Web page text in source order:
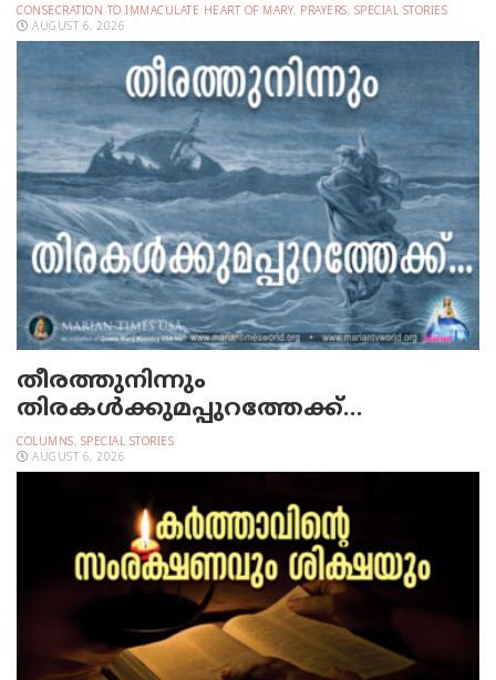
CONSECRATION TO IMMACULATE HEART OF MARY, PRAYERS, SPECIAL STORIES
AUGUST 6, 2026
തീരത്തുനിന്നും
തിരകള്‍ക്കുമപ്പുറത്തേക്ക്…
COLUMNS, SPECIAL STORIES
AUGUST 6, 2026